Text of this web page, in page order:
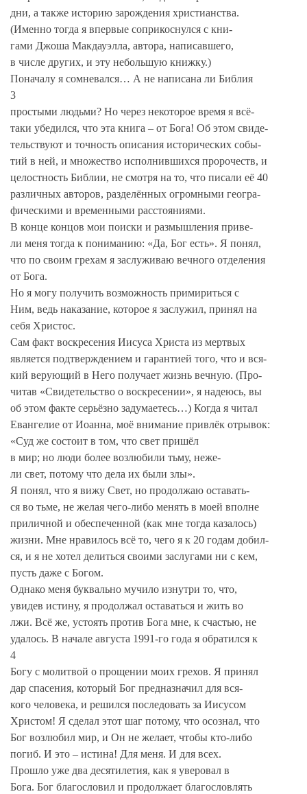
дни, а также историю зарождения христианства.
(Именно тогда я впервые соприкоснулся с кни-
гами Джоша Макдауэлла, автора, написавшего,
в числе других, и эту небольшую книжку.)
Поначалу я сомневался… А не написана ли Библия
3
простыми людьми? Но через некоторое время я всё-
таки убедился, что эта книга – от Бога! Об этом свиде-
тельствуют и точность описания исторических собы-
тий в ней, и множество исполнившихся пророчеств, и
целостность Библии, не смотря на то, что писали её 40
различных авторов, разделённых огромными геогра-
фическими и временными расстояниями.
В конце концов мои поиски и размышления приве-
ли меня тогда к пониманию: «Да, Бог есть». Я понял,
что по своим грехам я заслуживаю вечного отделения
от Бога.
Но я могу получить возможность примириться с
Ним, ведь наказание, которое я заслужил, принял на
себя Христос.
Сам факт воскресения Иисуса Христа из мертвых
является подтверждением и гарантией того, что и вся-
кий верующий в Него получает жизнь вечную. (Про-
читав «Свидетельство о воскресении», я надеюсь, вы
об этом факте серьёзно задумаетесь…) Когда я читал
Евангелие от Иоанна, моё внимание привлёк отрывок:
«Суд же состоит в том, что свет пришёл
в мир; но люди более возлюбили тьму, неже-
ли свет, потому что дела их были злы».
Я понял, что я вижу Свет, но продолжаю оставать-
ся во тьме, не желая чего-либо менять в моей вполне
приличной и обеспеченной (как мне тогда казалось)
жизни. Мне нравилось всё то, чего я к 20 годам добил-
ся, и я не хотел делиться своими заслугами ни с кем,
пусть даже с Богом.
Однако меня буквально мучило изнутри то, что,
увидев истину, я продолжал оставаться и жить во
лжи. Всё же, устоять против Бога мне, к счастью, не
удалось. В начале августа 1991-го года я обратился к
4
Богу с молитвой о прощении моих грехов. Я принял
дар спасения, который Бог предназначил для вся-
кого человека, и решился последовать за Иисусом
Христом! Я сделал этот шаг потому, что осознал, что
Бог возлюбил мир, и Он не желает, чтобы кто-либо
погиб. И это – истина! Для меня. И для всех.
Прошло уже два десятилетия, как я уверовал в
Бога. Бог благословил и продолжает благословлять